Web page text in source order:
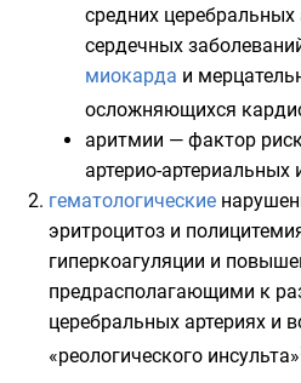
средних церебральных
сердечных
миокарда и
осложняющихся
аритмии — фактор
артерио-
гематологические
эритроцитоз и
гиперкоагуляции и
предрасполагающими к
церебральных артериях и
«реологического инсульта»